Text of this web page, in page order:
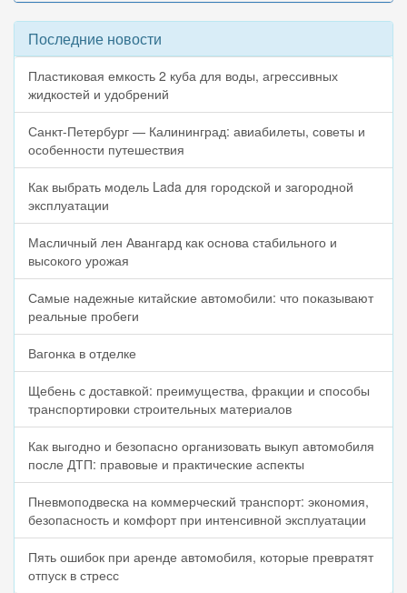
Последние новости
Пластиковая емкость 2 куба для воды, агрессивных
жидкостей и удобрений
Санкт-Петербург — Калининград: авиабилеты, советы и
особенности путешествия
Как выбрать модель Lada для городской и загородной
эксплуатации
Масличный лен Авангард как основа стабильного и
высокого урожая
Самые надежные китайские автомобили: что показывают
реальные пробеги
Вагонка в отделке
Щебень с доставкой: преимущества, фракции и способы
транспортировки строительных материалов
Как выгодно и безопасно организовать выкуп автомобиля
после ДТП: правовые и практические аспекты
Пневмоподвеска на коммерческий транспорт: экономия,
безопасность и комфорт при интенсивной эксплуатации
Пять ошибок при аренде автомобиля, которые превратят
отпуск в стресс